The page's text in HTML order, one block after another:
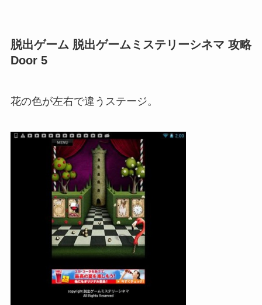
脱出ゲーム 脱出ゲームミステリーシネマ 攻略
Door 5
花の色が左右で違うステージ。